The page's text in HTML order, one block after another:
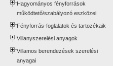
Hagyományos fényforrások
működtető/szabályozó eszközei
Fényforrás-foglalatok és tartozékaik
Villanyszerelési anyagok
Villamos berendezések szerelési
anyagai